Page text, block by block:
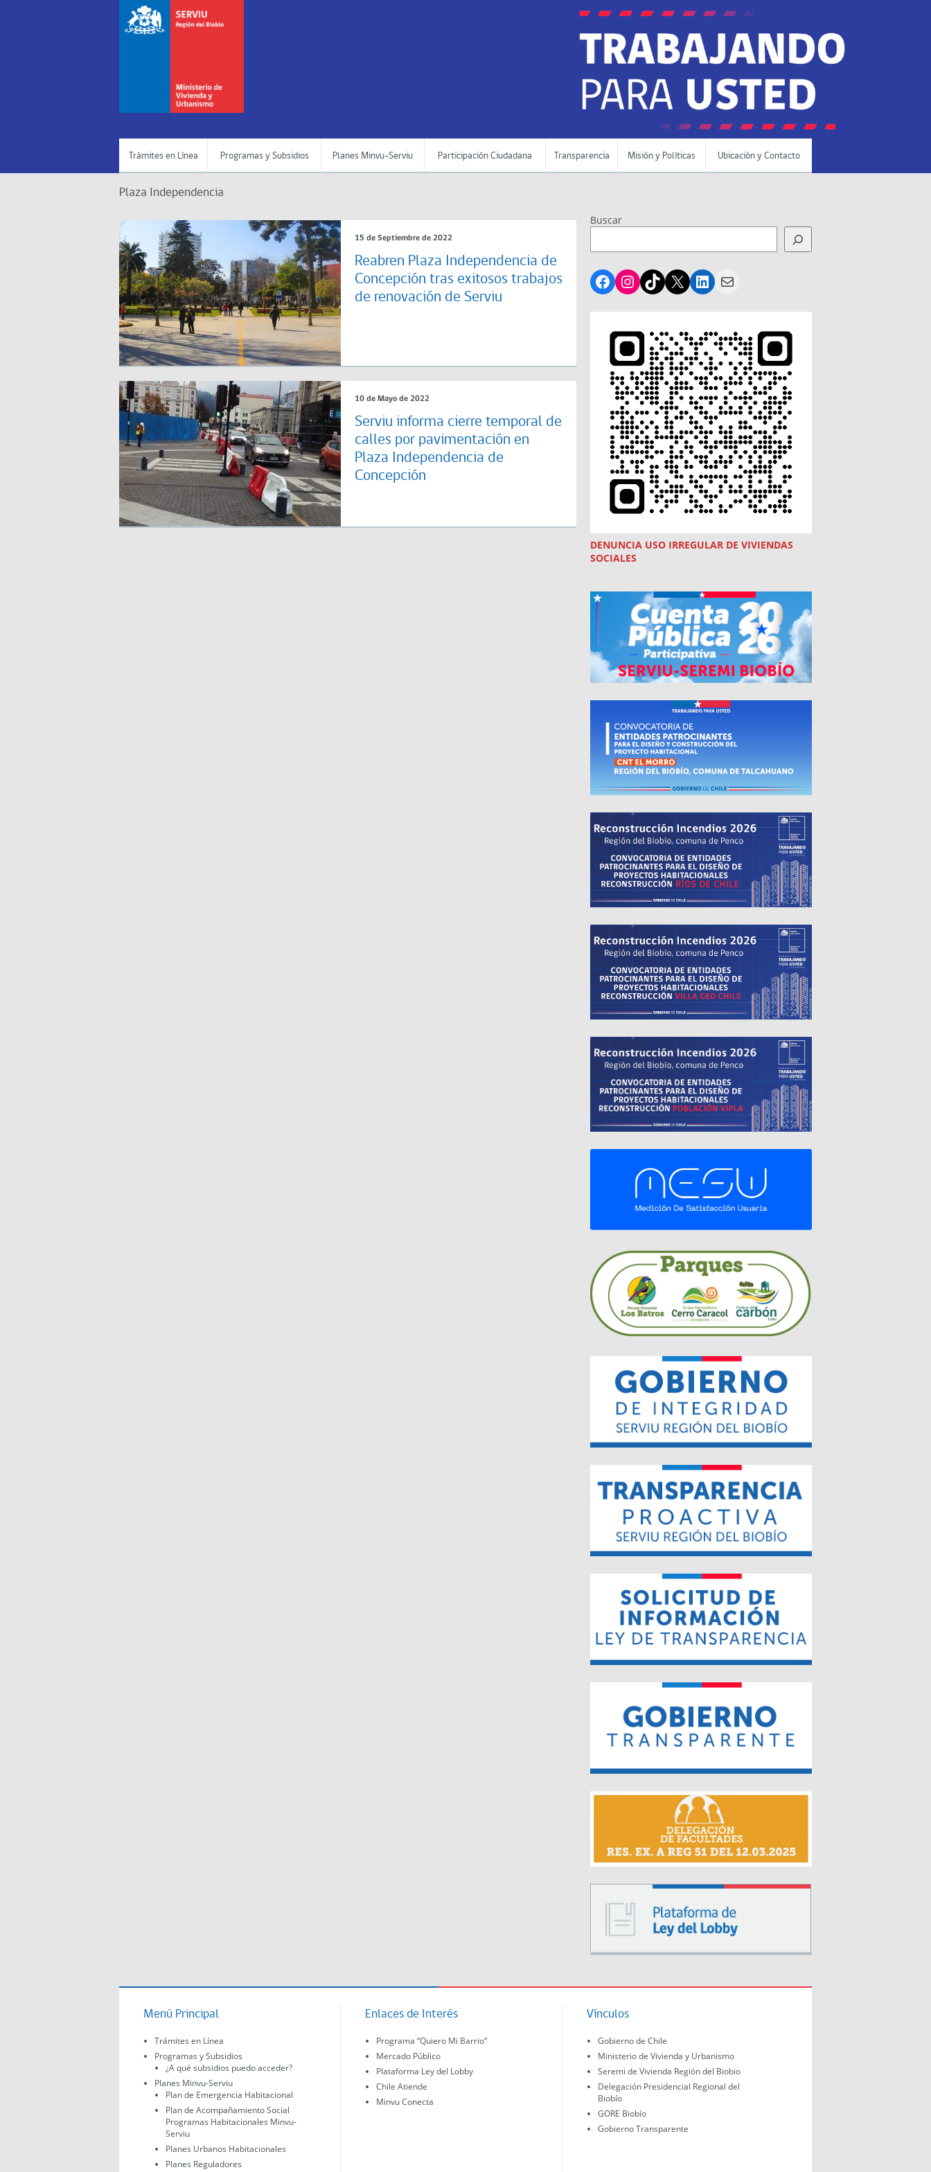
Trámites en Línea Programas y Subsidios Planes Minvu-Serviu Participación Ciudadana Transparencia Misión y Políticas Ubicación y Contacto
Plaza Independencia
15 de Septiembre de 2022
Reabren Plaza Independencia de
Concepción tras exitosos trabajos
de renovación de Serviu
10 de Mayo de 2022
Serviu informa cierre temporal de
calles por pavimentación en
Plaza Independencia de
Concepción
Buscar
Facebook
Instagram
TikTok
X LinkedIn
Mail
DENUNCIA USO IRREGULAR DE VIVIENDAS
SOCIALES
Menú Principal
Trámites en Línea
Programas y Subsidios
¿A qué subsidios puedo acceder?
Planes Minvu-Serviu
Plan de Emergencia Habitacional
Plan de Acompañamiento Social
Programas Habitacionales Minvu-
Serviu
Planes Urbanos Habitacionales
Planes Reguladores
Enlaces de Interés
Programa “Quiero Mi Barrio”
Mercado Público
Plataforma Ley del Lobby
Chile Atiende
Minvu Conecta
Vínculos
Gobierno de Chile
Ministerio de Vivienda y Urbanismo
Seremi de Vivienda Región del Biobio
Delegación Presidencial Regional del
Biobío
GORE Biobío
Gobierno Transparente